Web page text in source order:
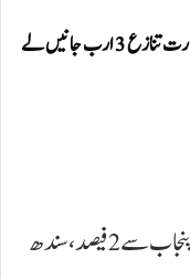
ایٹمی جنگ کا خطرہ، پاک بھارت تنازع 3 ارب جانیں لے
ذرائع کے مطابق مالی سال 24-2023 میں پنجاب سے 2 فیصد، سندھ